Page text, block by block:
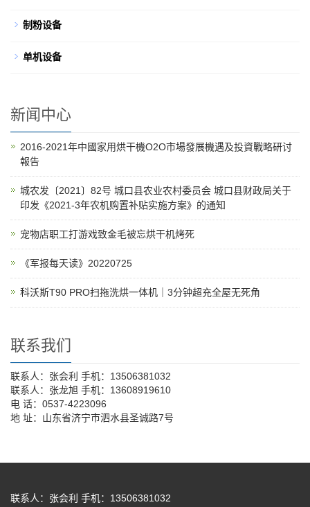
制粉设备
单机设备
新闻中心
2016-2021年中國家用烘干機O2O市場發展機遇及投資戰略研讨
報告
城农发〔2021〕82号 城口县农业农村委员会 城口县财政局关于
印发《2021-3年农机购置补贴实施方案》的通知
宠物店职工打游戏致金毛被忘烘干机烤死
《军报每天读》20220725
科沃斯T90 PRO扫拖洗烘一体机｜3分钟超充全屋无死角
联系我们
联系人：张会利 手机：13506381032
联系人：张龙旭 手机：13608919610
电 话：0537-4223096
地 址：山东省济宁市泗水县圣诚路7号
联系人：张会利 手机：13506381032